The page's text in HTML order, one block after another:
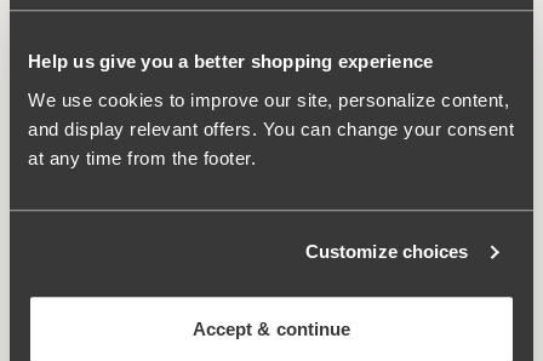
Help us give you a better shopping experience
We use cookies to improve our site, personalize content,
and display relevant offers. You can change your consent
at any time from the footer.
Customize choices
Accept & continue
Instructions de lavage: Lavage délicat 40°C
Numéro ID 843348
Produits associés
Soutien-gorge fermé